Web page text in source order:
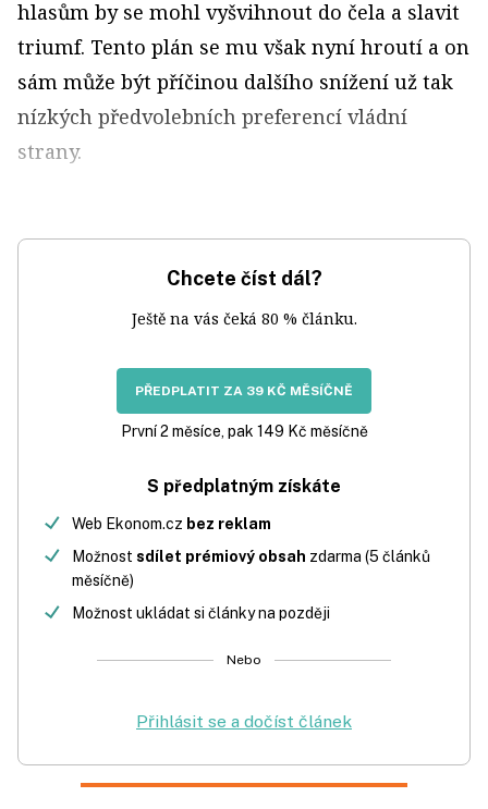
hlasům by se mohl vyšvihnout do čela a slavit
triumf. Tento plán se mu však nyní hroutí a on
sám může být příčinou dalšího snížení už tak
nízkých předvolebních preferencí vládní
strany.
Chcete číst dál?
Ještě na vás čeká 80 % článku.
PŘEDPLATIT ZA 39 KČ MĚSÍČNĚ
První 2 měsíce, pak 149 Kč měsíčně
S předplatným získáte
Web Ekonom.cz bez reklam
Možnost sdílet prémiový obsah zdarma (5 článků
měsíčně)
Možnost ukládat si články na později
Nebo
Přihlásit se a dočíst článek